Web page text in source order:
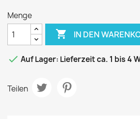
Menge
 IN DEN
 Auf Lager: Lieferzeit ca. 1 bis 4
Teilen